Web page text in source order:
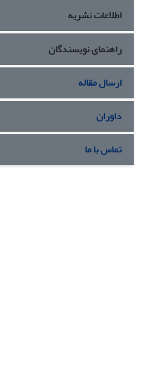
اطلاعات نشریه
راهنمای نویسندگان
ارسال مقاله
داوران
تماس با ما